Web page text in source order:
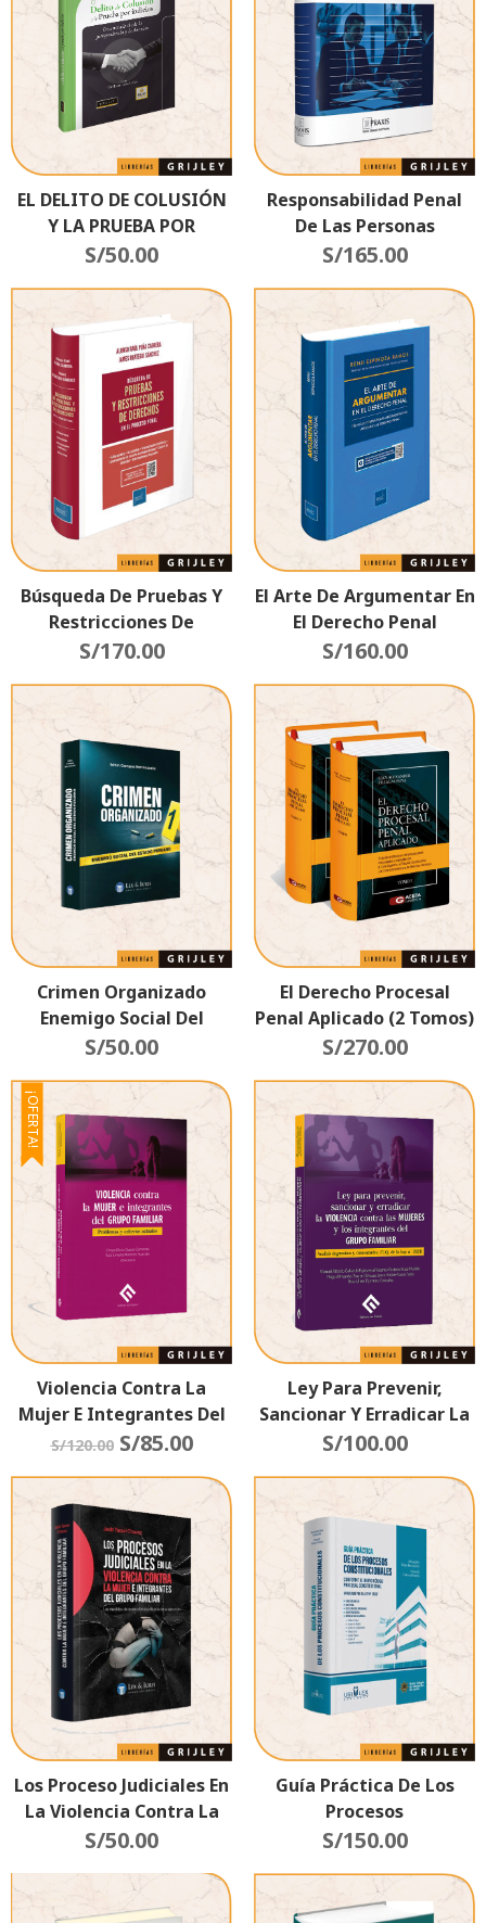
EL DELITO DE COLUSIÓN
Y LA PRUEBA POR
INDICIOS
S/50.00
Responsabilidad Penal
De Las Personas
Jurídicas.
S/165.00
Búsqueda De Pruebas Y
Restricciones De
Derechos En El Proceso
S/170.00
El Arte De Argumentar En
El Derecho Penal
S/160.00
Crimen Organizado
Enemigo Social Del
Estado Peruano.
S/50.00
El Derecho Procesal
Penal Aplicado (2 Tomos)
S/270.00
¡OFERTA!
Violencia Contra La
Mujer E Integrantes Del
Grupo Familiar
S/120.00 S/85.00
Ley Para Prevenir,
Sancionar Y Erradicar La
Violencia Contra Las
Integrantes Del Grupo
Familiar
S/100.00
Los Proceso Judiciales En
La Violencia Contra La
Mujer E Integrantes Del
S/50.00
Guía Práctica De Los
Procesos
Constitucionales –
Código Procesal
Constitucional Aprobado
S/150.00